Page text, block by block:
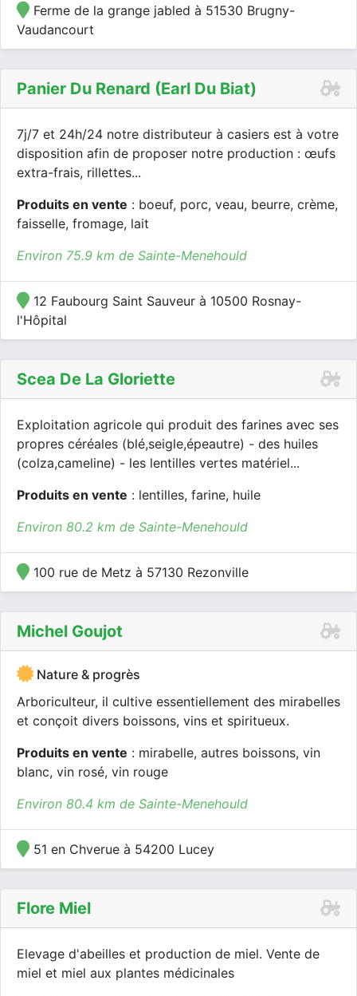
Ferme de la grange jabled à 51530 Brugny-
Vaudancourt
Panier Du Renard (earl Du Biat)
7j/7 et 24h/24 notre distributeur à casiers est à votre
disposition afin de proposer notre production : œufs
extra-frais, rillettes...
Produits en vente : boeuf, porc, veau, beurre, crème,
faisselle, fromage, lait
Environ 75.9 km de Sainte-Menehould
12 Faubourg Saint Sauveur à 10500 Rosnay-
l'Hôpital
Scea De La Gloriette
Exploitation agricole qui produit des farines avec ses
propres céréales (blé,seigle,épeautre) - des huiles
(colza,cameline) - les lentilles vertes matériel...
Produits en vente : lentilles, farine, huile
Environ 80.2 km de Sainte-Menehould
100 rue de Metz à 57130 Rezonville
Michel Goujot
Nature & progrès
Arboriculteur, il cultive essentiellement des mirabelles
et conçoit divers boissons, vins et spiritueux.
Produits en vente : mirabelle, autres boissons, vin
blanc, vin rosé, vin rouge
Environ 80.4 km de Sainte-Menehould
51 en Chverue à 54200 Lucey
Flore Miel
Elevage d'abeilles et production de miel. Vente de
miel et miel aux plantes médicinales